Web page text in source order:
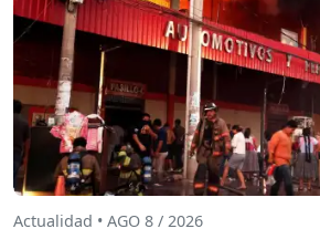
Actualidad • AGO 8 / 2026